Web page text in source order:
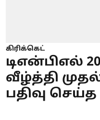
கிரிக்கெட்
டிஎன்பிஎல்
வீழ்த்தி
பதிவு செய்த